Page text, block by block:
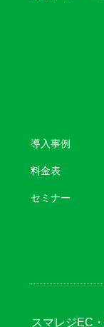
導入事例
料金表
セミナー
スマレジEC